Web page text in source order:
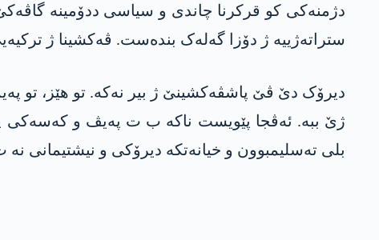
دژمنەکی کو قرکرنا چاندی و سیاسی ددۆمینە
ستراتەژییە ژ دۆزا گەلەک بندەست. ڤەکشینا ژ
دیرۆک دێ ڤێ پاشڤەکشینێ ژ بیر نەکە. تو ھێز، تو
ژێ ببە. ئەڤجا پێویست ناکە ب ت پەیڤ و کەسەکی
بلی تەسلیمبوون و خیانەتکە دیرۆکی و نیشتیمانی